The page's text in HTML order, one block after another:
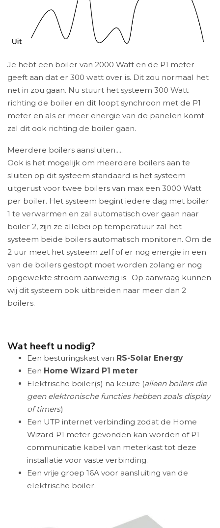
Je hebt een boiler van 2000 Watt en de P1 meter
geeft aan dat er 300 watt over is. Dit zou normaal het
net in zou gaan. Nu stuurt het systeem 300 Watt
richting de boiler en dit loopt synchroon met de P1
meter en als er meer energie van de panelen komt
zal dit ook richting de boiler gaan.
Meerdere boilers aansluiten.....
Ook is het mogelijk om meerdere boilers aan te
sluiten op dit systeem standaard is het systeem
uitgerust voor twee boilers van max een 3000 Watt
per boiler. Het systeem begint iedere dag met boiler
1 te verwarmen en zal automatisch over gaan naar
boiler 2, zijn ze allebei op temperatuur zal het
systeem beide boilers automatisch monitoren. Om de
2 uur meet het systeem zelf of er nog energie in een
van de boilers gestopt moet worden zolang er nog
opgewekte stroom aanwezig is. Op aanvraag kunnen
wij dit systeem ook uitbreiden naar meer dan 2
boilers.
Wat heeft u nodig?
Een besturingskast van RS-Solar Energy
Een Home Wizard P1 meter
Elektrische boiler(s) na keuze (alleen boilers die
geen elektronische functies hebben zoals display
of timers)
Een UTP internet verbinding zodat de Home
Wizard P1 meter gevonden kan worden of P1
communicatie kabel van meterkast tot deze
installatie voor vaste verbinding.
Een vrije groep 16A voor aansluiting van de
elektrische boiler.